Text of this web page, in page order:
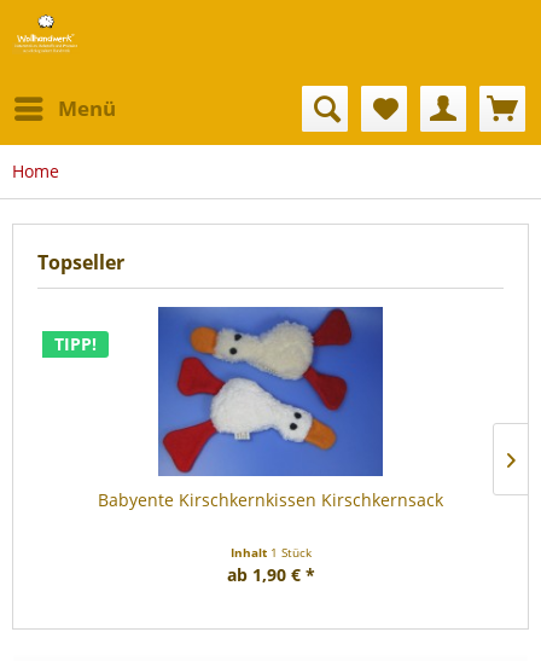
Menü
Home
Topseller
TIPP!
Babyente Kirschkernkissen Kirschkernsack
Inhalt 1 Stück
ab 1,90 € *